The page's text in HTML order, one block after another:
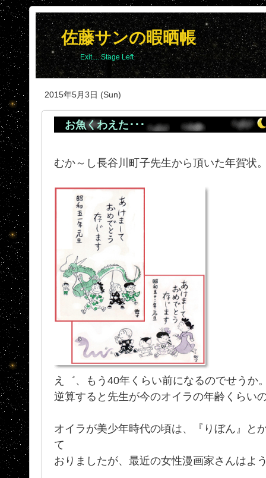
佐藤サンの暇晒帳
Exit.... Stage Left
2015年5月3日 (Sun)
お魚くわえた･･･
むか～し長谷川町子先生から頂いた年賀状
え゛、もう40年くらい前になるのでせうか
逆算すると先生が今のオイラの年齢くらい
オイラが美少年時代の頃は、『りぼん』と
て
おりましたが、最近の女性漫画家さんはよ